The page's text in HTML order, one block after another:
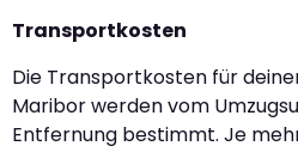
Transportkosten
Die Transportkosten für
Maribor werden vom
Entfernung bestimmt. Je